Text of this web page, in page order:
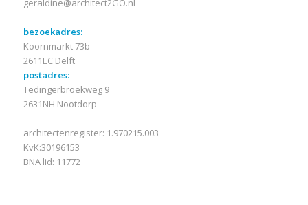
geraldine@architect2GO.nl
bezoekadres:
Koornmarkt 73b
2611EC Delft
postadres:
Tedingerbroekweg 9
2631NH Nootdorp
architectenregister: 1.970215.003
KvK:30196153
BNA lid: 11772